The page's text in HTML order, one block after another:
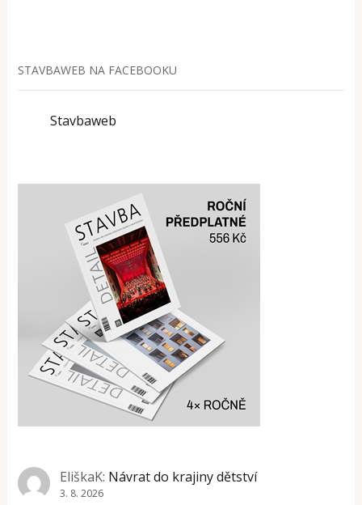
STAVBAWEB NA FACEBOOKU
Stavbaweb
EliškaK: Návrat do krajiny dětství
3. 8. 2026